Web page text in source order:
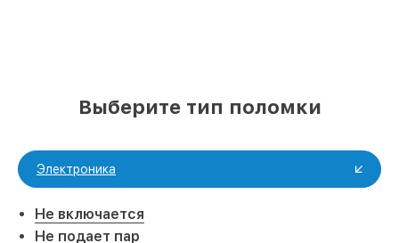
Выберите тип поломки
Электроника
Не включается
Не подает пар